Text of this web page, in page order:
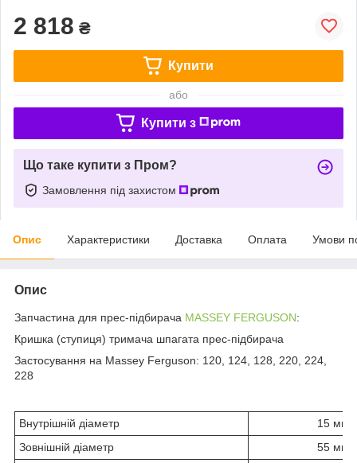
2 818 ₴
Купити
або
Купити з
Що таке купити з Пром?
Замовлення під захистом
Опис Характеристики Доставка Оплата Умови
Опис
Запчастина для прес-підбирача MASSEY FERGUSON:
Кришка (ступиця) тримача шпагата прес-підбирача
Застосування на Massey Ferguson: 120, 124, 128, 220, 224,
228
Внутрішній діаметр
15 мм
Зовнішній діаметр
55 мм